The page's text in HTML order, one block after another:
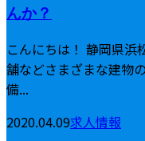
んか？
こんにちは！ 静岡県浜
舗などさまざまな建物
備...
2020.04.09求人情報